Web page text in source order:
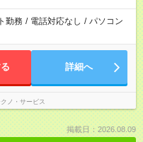
勤務 / 電話対応なし / パソコン
詳細へ
ノ・サービス
掲載日：2026.08.09